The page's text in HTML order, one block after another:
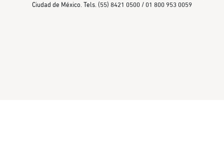
Ciudad de México. Tels. (55) 8421 0500 / 01 800 953 0059